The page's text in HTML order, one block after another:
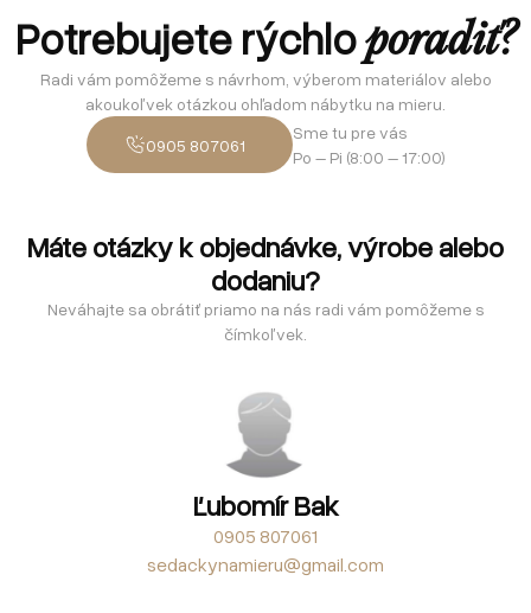
Potrebujete rýchloporadiť?
Radi vám pomôžeme s návrhom, výberom materiálov alebo
akoukoľvek otázkou ohľadom nábytku na mieru.
0905 807061
Sme tu pre vás
Po – Pi (8:00 – 17:00)
Máte otázky k objednávke, výrobe alebo
dodaniu?
Neváhajte sa obrátiť priamo na nás radi vám pomôžeme s
čímkoľvek.
Ľubomír Bak
0905 807061
sedackynamieru@gmail.com